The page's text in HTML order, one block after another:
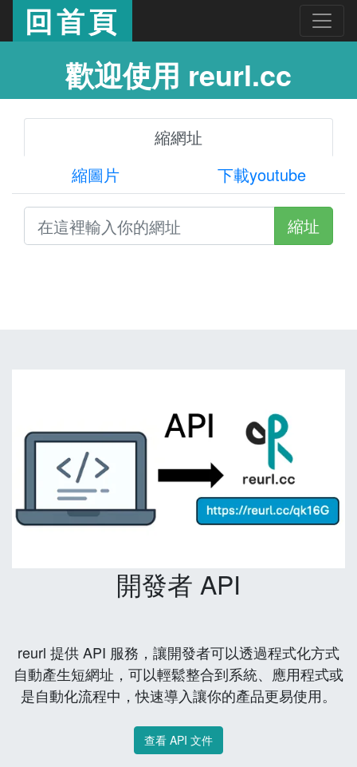
回首頁
歡迎使用 reurl.cc
縮網址
縮圖片
下載youtube
縮址
開發者 API
reurl 提供 API 服務，讓開發者可以透過程式化方式
自動產生短網址，可以輕鬆整合到系統、應用程式或
是自動化流程中，快速導入讓你的產品更易使用。
查看 API 文件